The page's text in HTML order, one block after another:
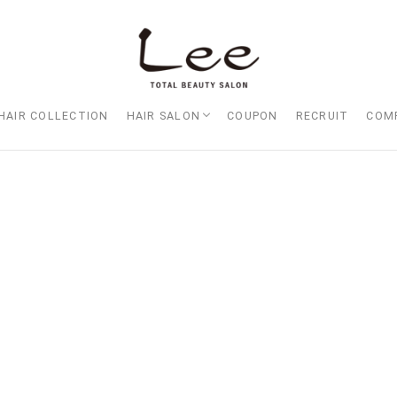
COLLECTION HAIR SALON
Lee大阪店
Lee梅田店
Lee京橋店
Lee堀江店
Lee四ツ橋店
Lee天王寺店
Lee上新庄Vita店
Lee東三国店
Lee布施店
Lee枚方店
HARBOR （ハーバー）
Lee尼崎店
Lee甲子園店
COUPON RECRUIT